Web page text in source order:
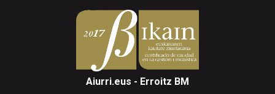
Aiurri.eus - Erroitz BM